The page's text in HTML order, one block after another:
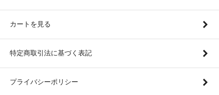
カートを見る
特定商取引法に基づく表記
プライバシーポリシー